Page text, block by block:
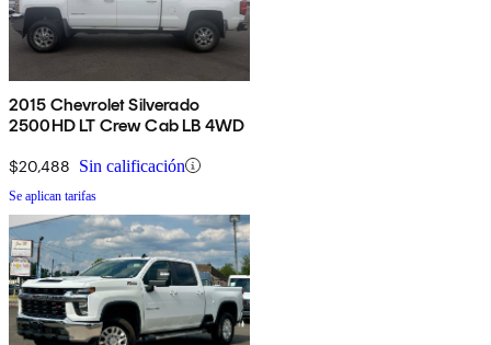
2015 Chevrolet Silverado
2500HD LT Crew Cab LB 4WD
$20,488 Sin calificación
Se aplican tarifas